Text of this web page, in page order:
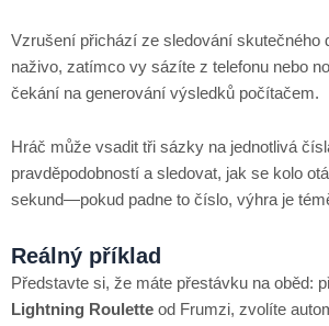
Vzrušení přichází ze sledování skutečného
naživo, zatímco vy sázíte z telefonu nebo
čekání na generování výsledků počítačem.
Hráč může vsadit tři sázky na jednotlivá
pravděpodobností a sledovat, jak se kolo
sekund—pokud padne to číslo, výhra je
Reálný příklad
Představte si, že máte přestávku na oběd:
Lightning Roulette od Frumzi, zvolíte